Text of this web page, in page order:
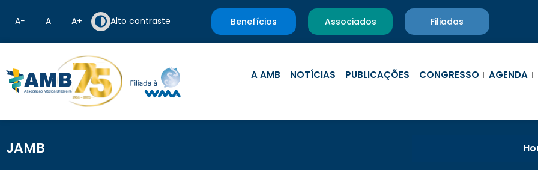
A− A A+ Alto contraste Benefícios Associados Filiadas
A AMB NOTÍCIAS PUBLICAÇÕES CONGRESSO AGENDA
JAMB